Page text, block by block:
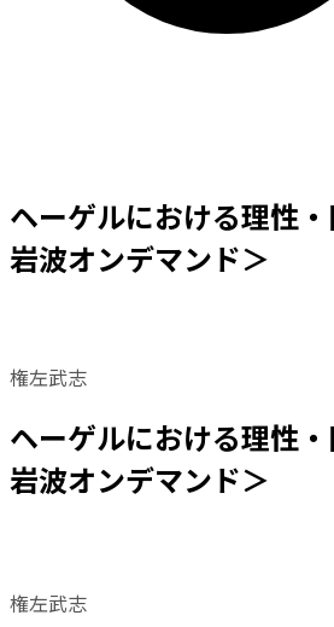
ヘーゲルにおける理性
岩波オンデマンド＞
権左武志
ヘーゲルにおける理性
岩波オンデマンド＞
権左武志